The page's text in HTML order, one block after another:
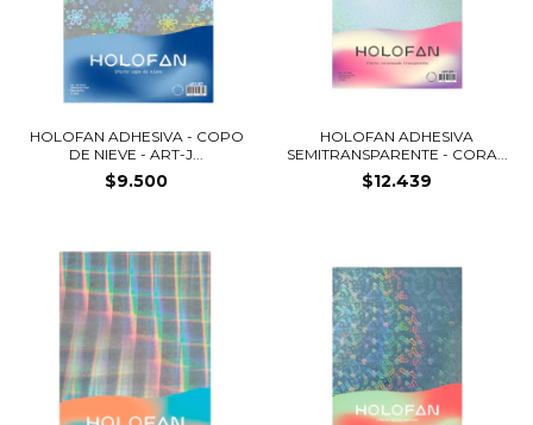
HOLOFAN ADHESIVA - COPO
DE NIEVE - ART-J...
$9.500
HOLOFAN ADHESIVA
SEMITRANSPARENTE - CORA...
$12.439